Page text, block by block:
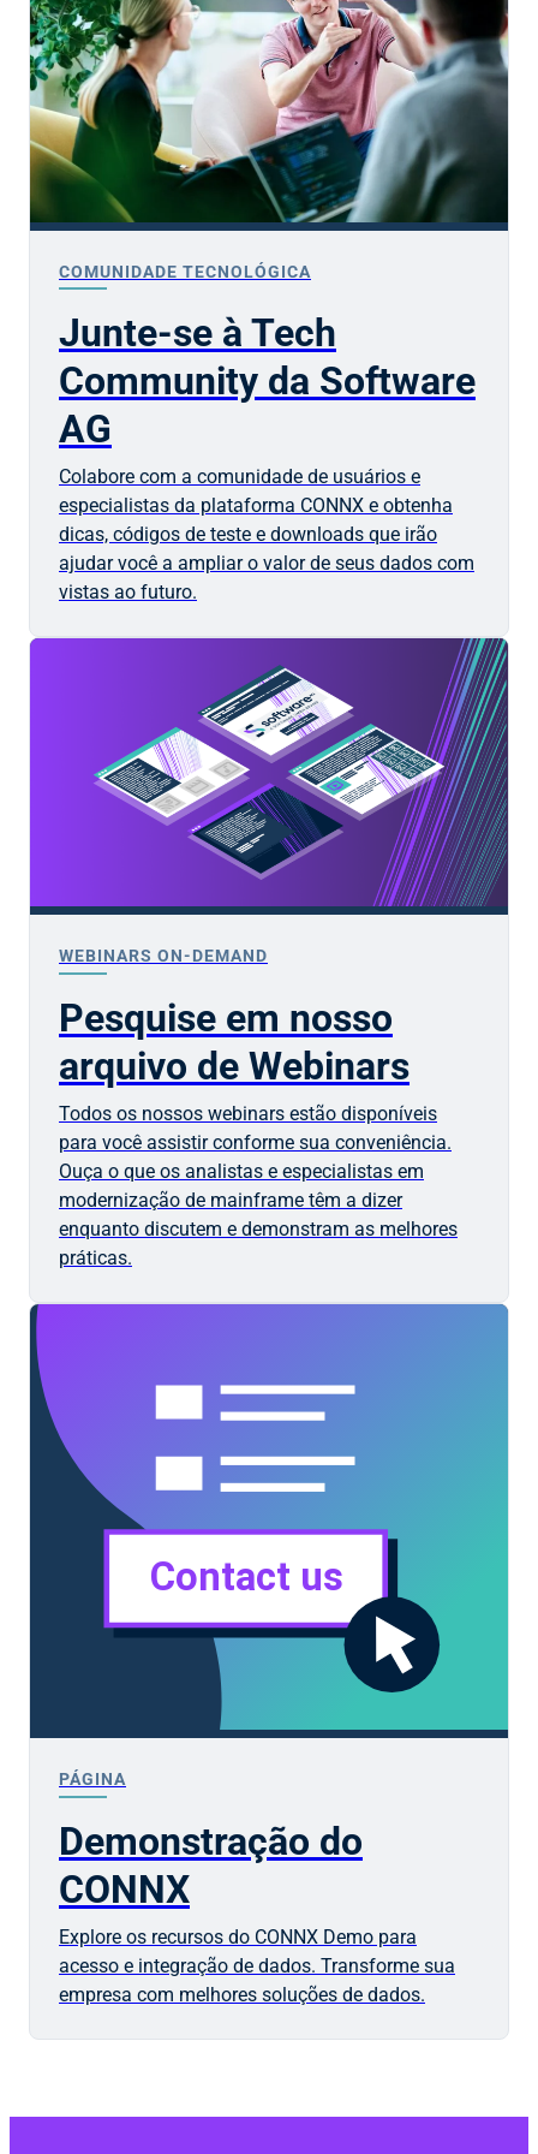
COMUNIDADE TECNOLÓGICA
Junte-se à Tech
Community da Software
AG
Colabore com a comunidade de usuários e
especialistas da plataforma CONNX e obtenha
dicas, códigos de teste e downloads que irão
ajudar você a ampliar o valor de seus dados com
vistas ao futuro.
WEBINARS ON-DEMAND
Pesquise em nosso
arquivo de Webinars
Todos os nossos webinars estão disponíveis
para você assistir conforme sua conveniência.
Ouça o que os analistas e especialistas em
modernização de mainframe têm a dizer
enquanto discutem e demonstram as melhores
práticas.
PÁGINA
Demonstração do
CONNX
Explore os recursos do CONNX Demo para
acesso e integração de dados. Transforme sua
empresa com melhores soluções de dados.